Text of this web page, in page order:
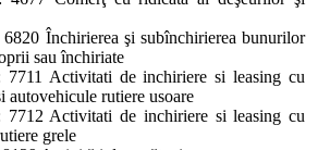
Închirierea şi subînchirierea bunurilor
sau închiriate
Activitati de inchiriere si leasing cu
autovehicule rutiere usoare
Activitati de inchiriere si leasing cu
grele